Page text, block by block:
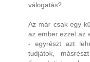
válogatás?
Az már csak egy
az ember ezzel az
- egyrészt azt
tudjátok,